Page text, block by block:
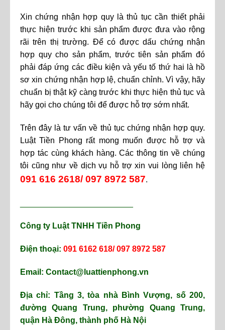
Xin chứng nhận hợp quy là thủ tục cần thiết phải
thực hiện trước khi sản phẩm được đưa vào rộng
rãi trên thị trường. Để có được dấu chứng nhận
hợp quy cho sản phẩm, trước tiên sản phẩm đó
phải đáp ứng các điều kiện và yếu tố thứ hai là hồ
sơ xin chứng nhận hợp lệ, chuẩn chỉnh. Vì vậy, hãy
chuẩn bị thật kỹ càng trước khi thực hiện thủ tục và
hãy gọi cho chúng tôi để được hỗ trợ sớm nhất.
Trên đây là tư vấn về thủ tục chứng nhận hợp quy.
Luật Tiền Phong rất mong muốn được hỗ trợ và
hợp tác cùng khách hàng. Các thông tin về chúng
tôi cũng như về dịch vụ hỗ trợ xin vui lòng liên hệ
091 616 2618/ 097 8972 587.
Công ty Luật TNHH Tiền Phong
Điện thoại: 091 6162 618/ 097 8972 587
Email: Contact@luattienphong.vn
Địa chỉ: Tầng 3, tòa nhà Bình Vượng, số 200,
đường Quang Trung, phường Quang Trung,
quận Hà Đông, thành phố Hà Nội